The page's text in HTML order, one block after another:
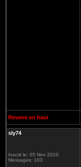
Revenir en haut
sly74
Inscrit le: 05 Nov 2010
Messages: 103